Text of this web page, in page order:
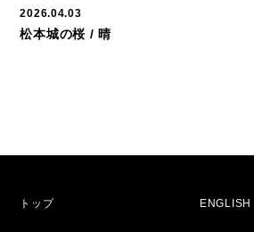
2026.04.03
松本城の桜 / 晴
トップ ENGLISH